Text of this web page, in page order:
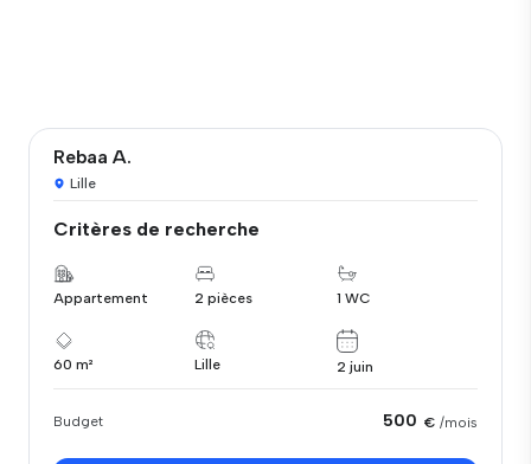
Rebaa A.
Lille
Critères de recherche
Appartement 2 pièces 1 WC
60 m² Lille 2 juin
Budget 500 € /mois